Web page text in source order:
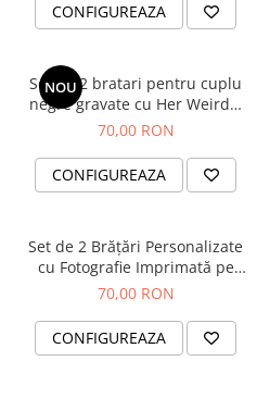
CONFIGUREAZA
NOU
Set de 2 bratari pentru cuplu
negre gravate cu Her Weirdo,
His Crazy
70,00 RON
CONFIGUREAZA
Set de 2 Brățări Personalizate
cu Fotografie Imprimată pe
Bănuț
70,00 RON
CONFIGUREAZA